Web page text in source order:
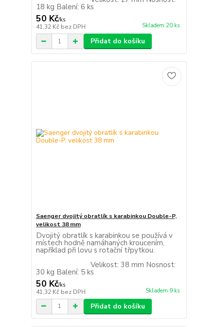
18 kg Balení: 6 ks
50 Kč/ks
41,32 Kč bez DPH Skladem 20 ks
Přidat do košíku
Saenger dvojitý obratlík s karabinkou Double-P,
velikost 38 mm
Dvojitý obratlík s karabinkou se používá v
místech hodně namáhaných kroucením,
například při lovu s rotační třpytkou.
Velikost: 38 mm Nosnost:
30 kg Balení: 5 ks
50 Kč/ks
41,32 Kč bez DPH Skladem 9 ks
Přidat do košíku